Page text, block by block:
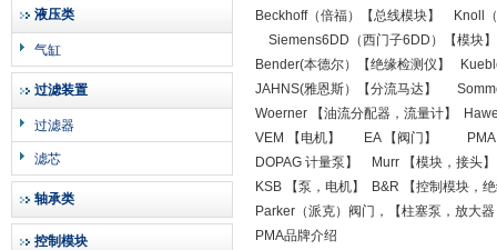
液压类
气缸
过滤装置
过滤器
滤芯
轴承类
控制模块
Beckhoff（倍福）【总线模块】 Knoll
Siemens6DD（西门子6DD）【模块
Bender(本德尔）【绝缘检测仪】
JAHNS(雅恩斯）【分流马达】
Woerner 【油流分配器，流量计】
VEM 【电机】 EA 【阀门】 PMA
DOPAG 计量泵】 Murr 【模块，接头
KSB 【泵，电机】 B&R 【控制模块，
Parker（派克）阀门，【柱塞泵，放大
PMA品牌介绍